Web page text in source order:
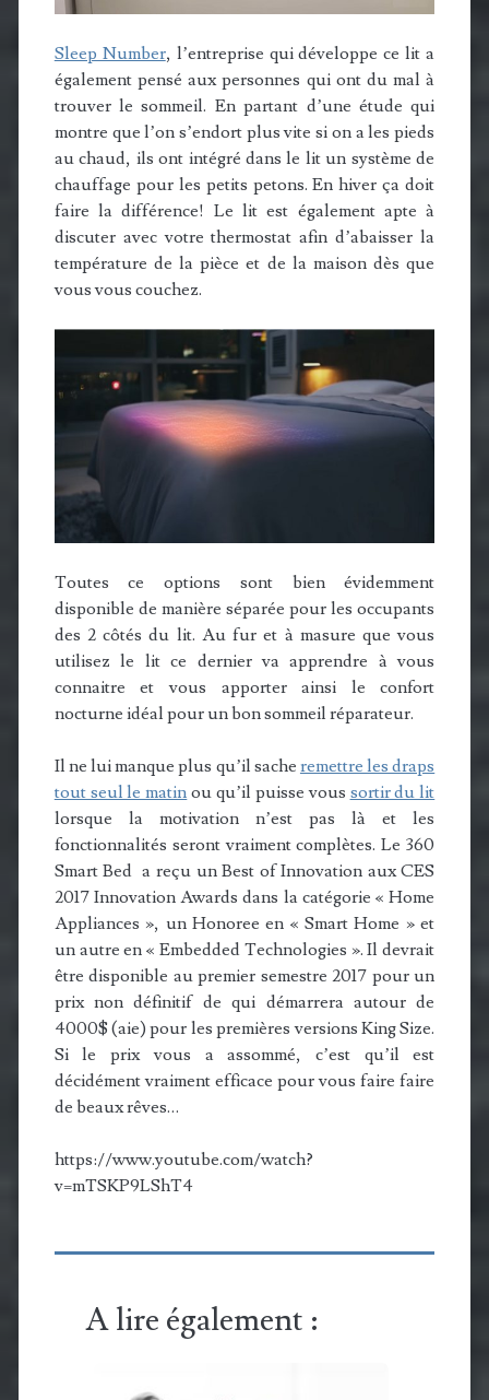
Sleep Number, l’entreprise qui développe ce lit a
également pensé aux personnes qui ont du mal à
trouver le sommeil. En partant d’une étude qui
montre que l’on s’endort plus vite si on a les pieds
au chaud, ils ont intégré dans le lit un système de
chauffage pour les petits petons. En hiver ça doit
faire la différence! Le lit est également apte à
discuter avec votre thermostat afin d’abaisser la
température de la pièce et de la maison dès que
vous vous couchez.
Toutes ce options sont bien évidemment
disponible de manière séparée pour les occupants
des 2 côtés du lit. Au fur et à masure que vous
utilisez le lit ce dernier va apprendre à vous
connaitre et vous apporter ainsi le confort
nocturne idéal pour un bon sommeil réparateur.
Il ne lui manque plus qu’il sache remettre les draps
tout seul le matin ou qu’il puisse vous sortir du lit
lorsque la motivation n’est pas là et les
fonctionnalités seront vraiment complètes. Le 360
Smart Bed a reçu un Best of Innovation aux CES
2017 Innovation Awards dans la catégorie « Home
Appliances », un Honoree en « Smart Home » et
un autre en « Embedded Technologies ». Il devrait
être disponible au premier semestre 2017 pour un
prix non définitif de qui démarrera autour de
4000$ (aie) pour les premières versions King Size.
Si le prix vous a assommé, c’est qu’il est
décidément vraiment efficace pour vous faire faire
de beaux rêves…
https://www.youtube.com/watch?
v=mTSKP9LShT4
A lire également :